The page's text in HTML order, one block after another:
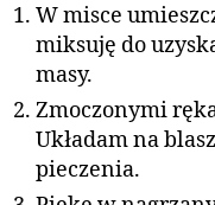
W misce
miksuję do
masy.
Zmoczonymi
Układam na
pieczenia.